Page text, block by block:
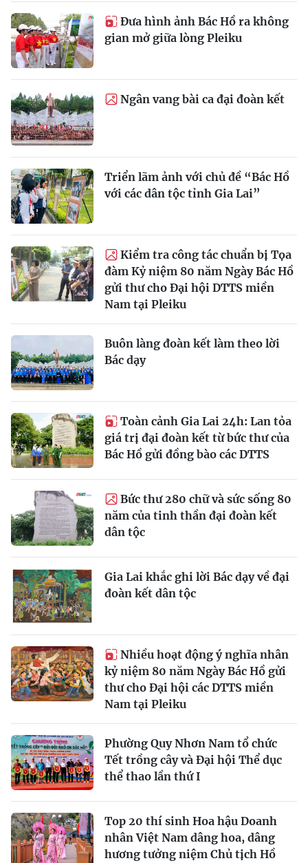
Đưa hình ảnh Bác Hồ ra không
gian mở giữa lòng Pleiku
Ngân vang bài ca đại đoàn kết
Triển lãm ảnh với chủ đề “Bác Hồ
với các dân tộc tỉnh Gia Lai”
Kiểm tra công tác chuẩn bị Tọa
đàm Kỷ niệm 80 năm Ngày Bác Hồ
gửi thư cho Đại hội DTTS miền
Nam tại Pleiku
Buôn làng đoàn kết làm theo lời
Bác dạy
Toàn cảnh Gia Lai 24h: Lan tỏa
giá trị đại đoàn kết từ bức thư của
Bác Hồ gửi đồng bào các DTTS
Bức thư 280 chữ và sức sống 80
năm của tinh thần đại đoàn kết
dân tộc
Gia Lai khắc ghi lời Bác dạy về đại
đoàn kết dân tộc
Nhiều hoạt động ý nghĩa nhân
kỷ niệm 80 năm Ngày Bác Hồ gửi
thư cho Đại hội các DTTS miền
Nam tại Pleiku
Phường Quy Nhơn Nam tổ chức
Tết trồng cây và Đại hội Thể dục
thể thao lần thứ I
Top 20 thí sinh Hoa hậu Doanh
nhân Việt Nam dâng hoa, dâng
hương tưởng niệm Chủ tịch Hồ